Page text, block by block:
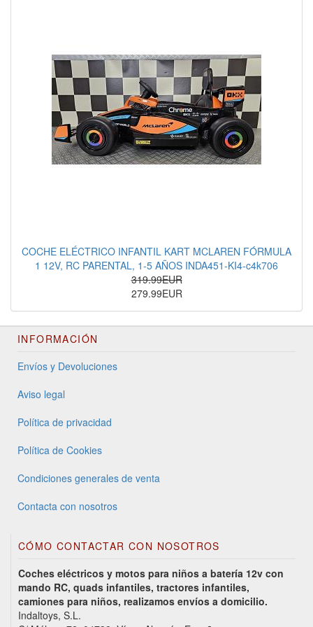
COCHE ELÉCTRICO INFANTIL KART MCLAREN FÓRMULA
1 12V, RC PARENTAL, 1-5 AÑOS INDA451-KI4-c4k706
319.99EUR
279.99EUR
INFORMACIÓN
Envíos y Devoluciones
Aviso legal
Política de privacidad
Política de Cookies
Condiciones generales de venta
Contacta con nosotros
CÓMO CONTACTAR CON NOSOTROS
Coches eléctricos y motos para niños a batería 12v con
mando RC, quads infantiles, tractores infantiles,
camiones para niños, realizamos envíos a domicilio.
Indaltoys, S.L.